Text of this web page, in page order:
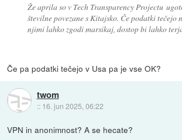
Že aprila so v Tech Transparency Projectu
številne povezane s Kitajsko. Če podatki tečejo
njimi lahko zgodi marsikaj, dostop bi lahko
Če pa podatki tečejo v Usa pa je vse OK?
twom
:: 16. jun 2025, 06:22
VPN in anonimnost? A se hecate?